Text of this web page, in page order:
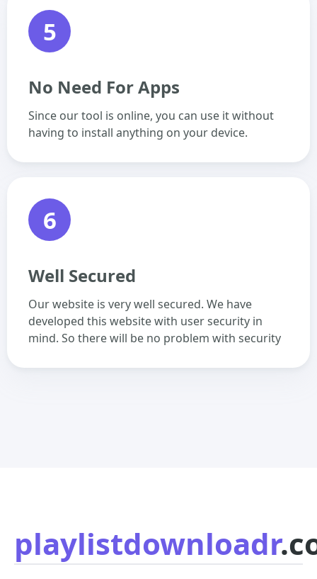
5
No Need For Apps
Since our tool is online, you can use it without
having to install anything on your device.
6
Well Secured
Our website is very well secured. We have
developed this website with user security in
mind. So there will be no problem with security
playlistdownloadr